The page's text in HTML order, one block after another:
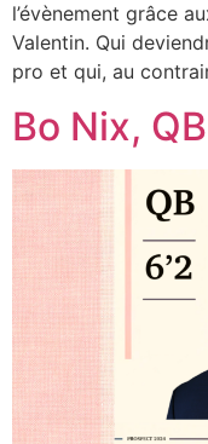
l’évènement grâce
Valentin. Qui
pro et qui, au
Bo Nix,